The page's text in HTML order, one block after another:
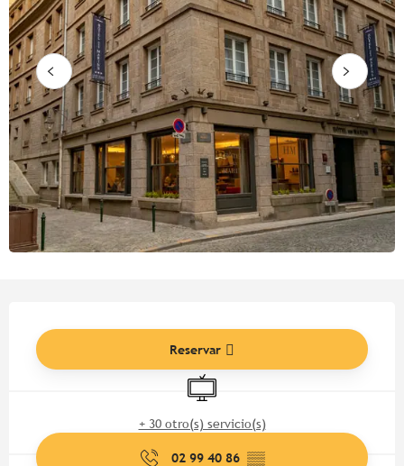
Reservar
Televisión
+ 30 otro(s) servicio(s)
02 99 40 86 ▒▒